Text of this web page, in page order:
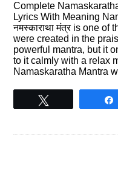
Complete Namaskaratha
Lyrics With Meaning
नमस्काराथा मंत्र is one
were created in the
powerful mantra, but it
to it calmly with a relax
Namaskaratha Mantra